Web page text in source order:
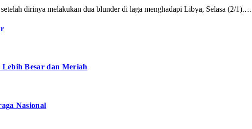
dirinya melakukan dua blunder di laga menghadapi Libya, Selasa (2/1).…
Besar dan Meriah
Nasional